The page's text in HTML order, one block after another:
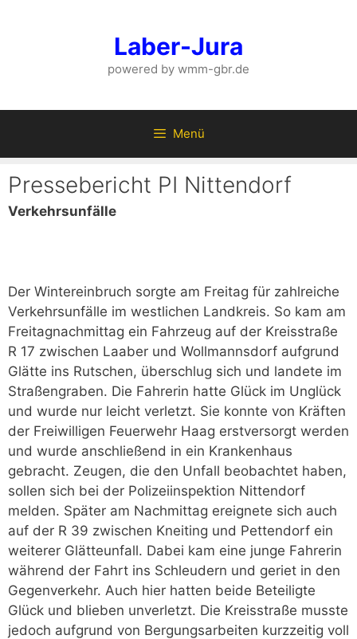
Laber-Jura
powered by wmm-gbr.de
Menü
Pressebericht PI Nittendorf
Verkehrsunfälle
Der Wintereinbruch sorgte am Freitag für zahlreiche
Verkehrsunfälle im westlichen Landkreis. So kam am
Freitagnachmittag ein Fahrzeug auf der Kreisstraße
R 17 zwischen Laaber und Wollmannsdorf aufgrund
Glätte ins Rutschen, überschlug sich und landete im
Straßengraben. Die Fahrerin hatte Glück im Unglück
und wurde nur leicht verletzt. Sie konnte von Kräften
der Freiwilligen Feuerwehr Haag erstversorgt werden
und wurde anschließend in ein Krankenhaus
gebracht. Zeugen, die den Unfall beobachtet haben,
sollen sich bei der Polizeiinspektion Nittendorf
melden. Später am Nachmittag ereignete sich auch
auf der R 39 zwischen Kneiting und Pettendorf ein
weiterer Glätteunfall. Dabei kam eine junge Fahrerin
während der Fahrt ins Schleudern und geriet in den
Gegenverkehr. Auch hier hatten beide Beteiligte
Glück und blieben unverletzt. Die Kreisstraße musste
jedoch aufgrund von Bergungsarbeiten kurzzeitig voll